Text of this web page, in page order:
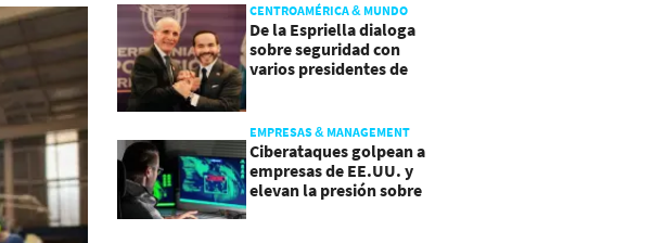
CENTROAMÉRICA & MUNDO
De la Espriella dialoga
sobre seguridad con
varios presidentes de
EMPRESAS & MANAGEMENT
Ciberataques golpean a
empresas de EE.UU. y
elevan la presión sobre